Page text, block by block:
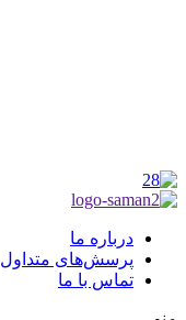
درباره ما
پرسش‌های متداول
تماس با ما